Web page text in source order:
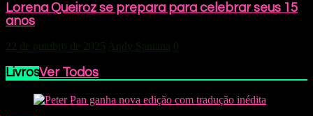
Lorena Queiroz se prepara para celebrar seus 15
anos
22 de outubro de 2025 Andy Santana 0
LivrosVer Todos